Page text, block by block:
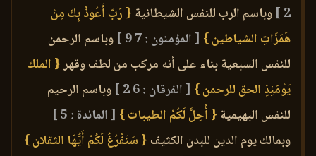
2 ] وباسم الرب للنفس الشيطانية { رَبّ أَعُوذُ بِكَ مِنْ
هَمَزَاتِ الشياطين } [ المؤمنون : 7 9 ]
وباسم الرحمن
للنفس السبعية بناء على أنه مركب من لطف وقهر{ الملك
يَوْمَئِذٍ الحق للرحمن } [ الفرقان : 6 2 ]
وباسم الرحيم
للنفس البهيمية { أُحِلَّ لَكُمُ الطيبات } [ المائدة : 5 ]
وبمالك يوم الدين للبدن الكثيف { سَنَفْرُغُ لَكُمْ أَيُّهَا الثقلان }